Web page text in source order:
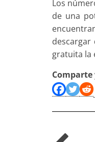
Los
de una
gratuita la